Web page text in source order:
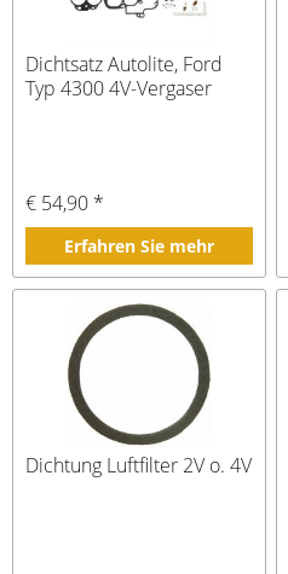
Dichtsatz Autolite, Ford
Typ 4300 4V-Vergaser
€ 54,90 *
Erfahren Sie mehr
Dichtung Luftfilter 2V o. 4V